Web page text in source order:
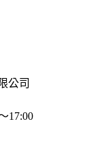
公司
17:00